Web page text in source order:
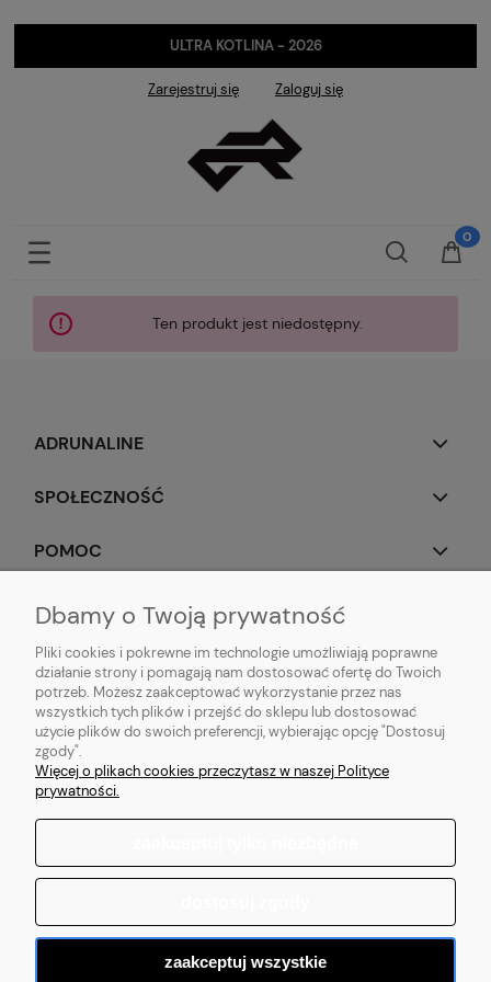
ULTRA KOTLINA - 2026
Zarejestruj się Zaloguj się
Ten produkt jest niedostępny.
ADRUNALINE
SPOŁECZNOŚĆ
POMOC
OBSERWUJ NAS
Popularne produkty:Koszulki do biegania|Topy do biegania|Bluzy do
biegania| Longsleeve do biegania|Kurtki do biegania|Kamizelki do
biegania| Legginsy do biegania
Sklep internetowy Shoper.pl
Dbamy o Twoją prywatność
Pliki cookies i pokrewne im technologie umożliwiają poprawne
działanie strony i pomagają nam dostosować ofertę do Twoich
potrzeb. Możesz zaakceptować wykorzystanie przez nas
wszystkich tych plików i przejść do sklepu lub dostosować
użycie plików do swoich preferencji, wybierając opcję "Dostosuj
zgody".
Więcej o plikach cookies przeczytasz w naszej Polityce
prywatności.
zaakceptuj wszystkie